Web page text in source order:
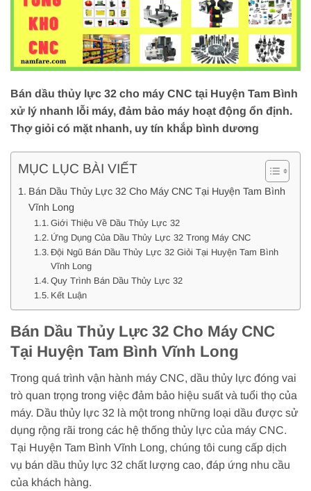
Bán dầu thủy lực 32 cho máy CNC tại Huyện Tam Bình
xử lý nhanh lỗi máy, đảm bảo máy hoạt động ổn định.
Thợ giỏi có mặt nhanh, uy tín khắp bình dương
MỤC LỤC BÀI VIẾT
Bán Dầu Thủy Lực 32 Cho Máy CNC Tại Huyện Tam Bình
Vĩnh Long
Giới Thiệu Về Dầu Thủy Lực 32
Ứng Dụng Của Dầu Thủy Lực 32 Trong Máy CNC
Đội Ngũ Bán Dầu Thủy Lực 32 Giỏi Tại Huyện Tam Bình
Vĩnh Long
Quy Trình Bán Dầu Thủy Lực 32
Kết Luận
Bán Dầu Thủy Lực 32 Cho Máy CNC
Tại Huyện Tam Bình Vĩnh Long
Trong quá trình vận hành máy CNC, dầu thủy lực đóng vai
trò quan trọng trong việc đảm bảo hiệu suất và tuổi thọ của
máy. Dầu thủy lực 32 là một trong những loại dầu được sử
dụng rộng rãi trong các hệ thống thủy lực của máy CNC.
Tại Huyện Tam Bình Vĩnh Long, chúng tôi cung cấp dịch
vụ bán dầu thủy lực 32 chất lượng cao, đáp ứng nhu cầu
của khách hàng.